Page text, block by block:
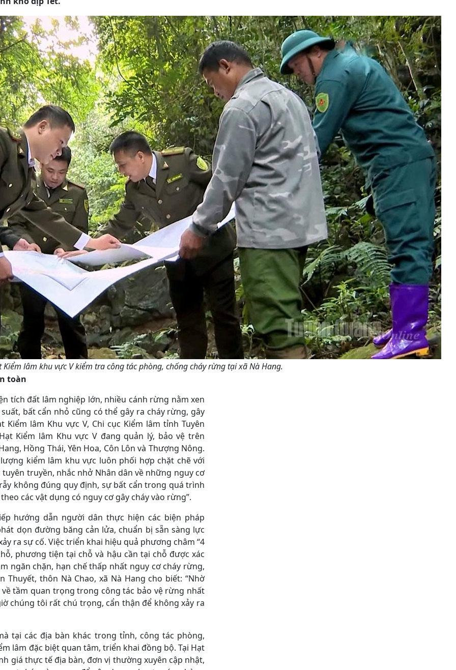
Kiểm lâm khu vực V kiểm tra công tác phòng, chống cháy rừng tại xã Nà Hang.
toàn
tích đất lâm nghiệp lớn, nhiều cánh rừng nằm xen
bất cẩn nhỏ cũng có thể gây ra cháy rừng, gây
lâm Khu vực V, Chi cục Kiểm lâm tỉnh Tuyên
Kiểm lâm Khu vực V đang quản lý, bảo vệ trên
Hồng Thái, Yên Hoa, Côn Lôn và Thượng Nông.
kiểm lâm khu vực luôn phối hợp chặt chẽ với
truyền, nhắc nhở Nhân dân về những nguy cơ
không đúng quy định, sự bất cẩn trong quá trình
các vật dụng có nguy cơ gây cháy vào rừng”.
hướng dẫn người dân thực hiện các biện pháp
dọn đường băng cản lửa, chuẩn bị sẵn sàng lực
ra sự cố. Việc triển khai hiệu quả phương châm “4
phương tiện tại chỗ và hậu cần tại chỗ được xác
ngăn chặn, hạn chế thấp nhất nguy cơ cháy rừng,
thôn Nà Chao, xã Nà Hang cho biết: “Nhờ
tầm quan trọng trong công tác bảo vệ rừng nhất
chúng tôi rất chú trọng, cẩn thận để không xảy ra
tại các địa bàn khác trong tỉnh, công tác phòng,
lâm đặc biệt quan tâm, triển khai đồng bộ. Tại Hạt
giá thực tế địa bàn, đơn vị thường xuyên cập nhật,